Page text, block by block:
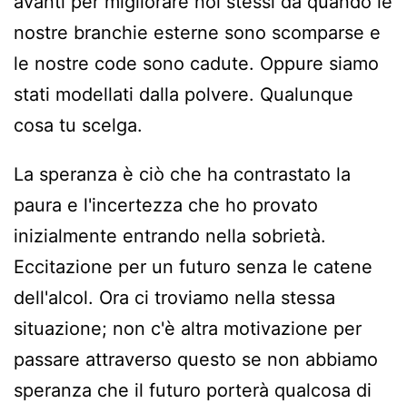
nostre branchie esterne sono scomparse e
le nostre code sono cadute. Oppure siamo
stati modellati dalla polvere. Qualunque
cosa tu scelga.
La speranza è ciò che ha contrastato la
paura e l'incertezza che ho provato
inizialmente entrando nella sobrietà.
Eccitazione per un futuro senza le catene
dell'alcol. Ora ci troviamo nella stessa
situazione; non c'è altra motivazione per
passare attraverso questo se non abbiamo
speranza che il futuro porterà qualcosa di